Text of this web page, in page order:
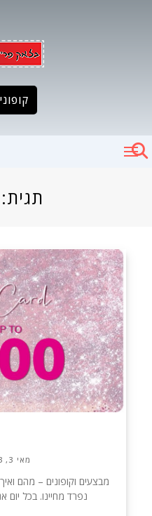
תגית:
מאי 3, 2023
מבצעים וקופונים – מהם
נפרד מחיינו. בכל יום